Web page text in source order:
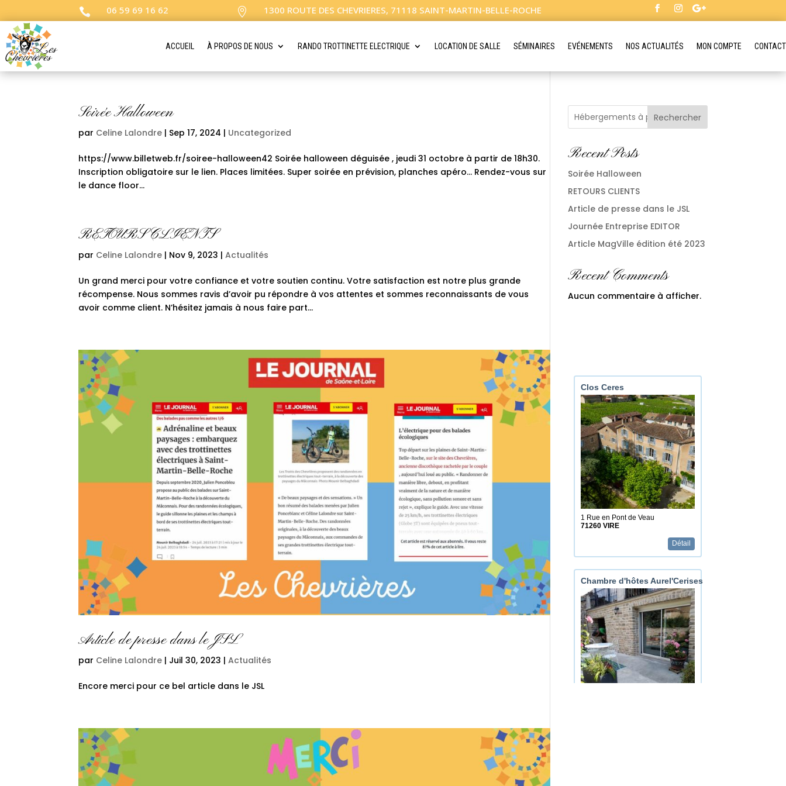
 06 59 69 16 62  1300 ROUTE DES CHEVRIERES, 71118 SAINT-MARTIN-BELLE-ROCHE
ACCUEIL À PROPOS DE NOUS RANDO TROTTINETTE ELECTRIQUE LOCATION DE SALLE SÉMINAIRES EVÉNEMENTS NOS ACTUALITÉS MON COMPTE CONTACT
Soirée Halloween
par Celine Lalondre | Sep 17, 2024 | Uncategorized
https://www.billetweb.fr/soiree-halloween42 Soirée halloween déguisée , jeudi 31 octobre à partir de 18h30.
Inscription obligatoire sur le lien. Places limitées. Super soirée en prévision, planches apéro… Rendez-vous sur
le dance floor...
RETOURS CLIENTS
par Celine Lalondre | Nov 9, 2023 |Actualités
Un grand merci pour votre confiance et votre soutien continu. Votre satisfaction est notre plus grande
récompense. Nous sommes ravis d’avoir pu répondre à vos attentes et sommes reconnaissants de vous
avoir comme client. N’hésitez jamais à nous faire part...
Article de presse dans le JSL
par Celine Lalondre | Juil 30, 2023 |Actualités
Encore merci pour ce bel article dans le JSL
Rechercher
Recent Posts
Soirée Halloween
RETOURS CLIENTS
Article de presse dans le JSL
Journée Entreprise EDITOR
Article MagVille édition été 2023
Recent Comments
Aucun commentaire à afficher.